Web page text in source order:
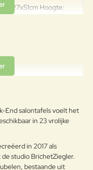
127x51cm Hoogte:
vertaald!
End salontafels voelt het
in 23 vrolijke
in 2017 als
studio BrichetZiegler.
bestaande uit